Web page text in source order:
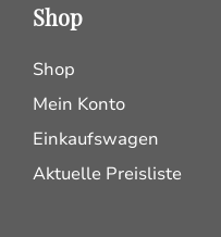
Shop
Shop
Mein Konto
Einkaufswagen
Aktuelle Preisliste